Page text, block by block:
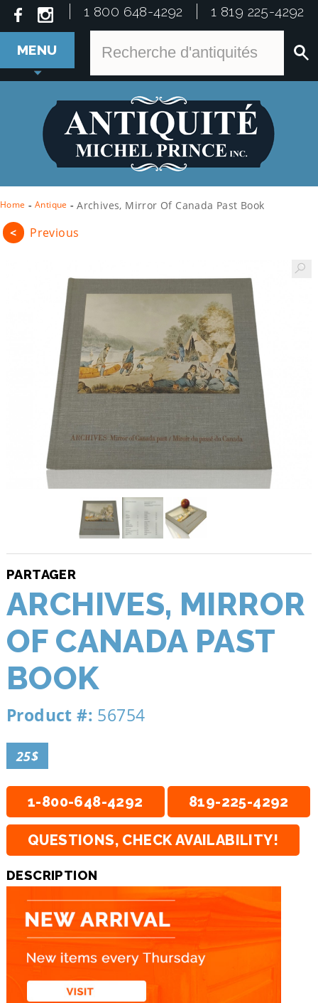
1 800 648-4292 1 819 225-4292
MENU
Home - Antique - Archives, Mirror Of Canada Past Book
< Previous
PARTAGER
ARCHIVES, MIRROR
OF CANADA PAST
BOOK
Product #: 56754
25$
1-800-648-4292 819-225-4292
QUESTIONS, CHECK AVAILABILITY!
DESCRIPTION